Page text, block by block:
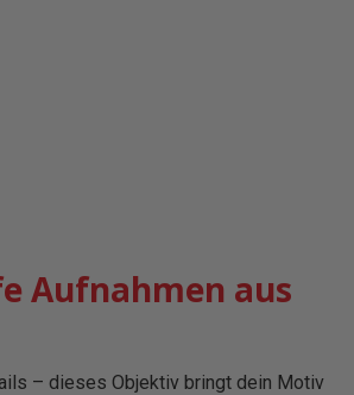
Aufnahmen aus
– dieses Objektiv bringt dein Motiv